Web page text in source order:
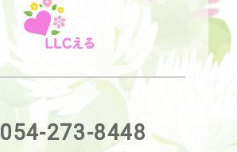
054-273-8448